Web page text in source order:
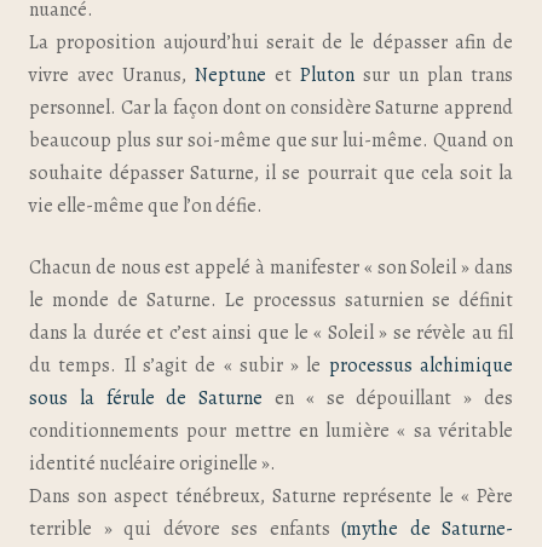
nuancé.
La proposition aujourd’hui serait de le dépasser afin de
vivre avec Uranus, Neptune et Pluton sur un plan trans
personnel. Car la façon dont on considère Saturne apprend
beaucoup plus sur soi-même que sur lui-même. Quand on
souhaite dépasser Saturne, il se pourrait que cela soit la
vie elle-même que l’on défie.
Chacun de nous est appelé à manifester « son Soleil » dans
le monde de Saturne. Le processus saturnien se définit
dans la durée et c’est ainsi que le « Soleil » se révèle au fil
du temps. Il s’agit de « subir » le processus alchimique
sous la férule de Saturne en « se dépouillant » des
conditionnements pour mettre en lumière « sa véritable
identité nucléaire originelle ».
Dans son aspect ténébreux, Saturne représente le « Père
terrible » qui dévore ses enfants (mythe de Saturne-